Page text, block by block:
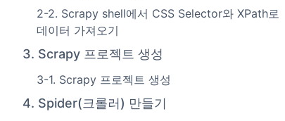
2-2. Scrapy shell에서 CSS Selector와 XPath로
데이터 가져오기
3. Scrapy 프로젝트 생성
3-1. Scrapy 프로젝트 생성
4. Spider(크롤러) 만들기